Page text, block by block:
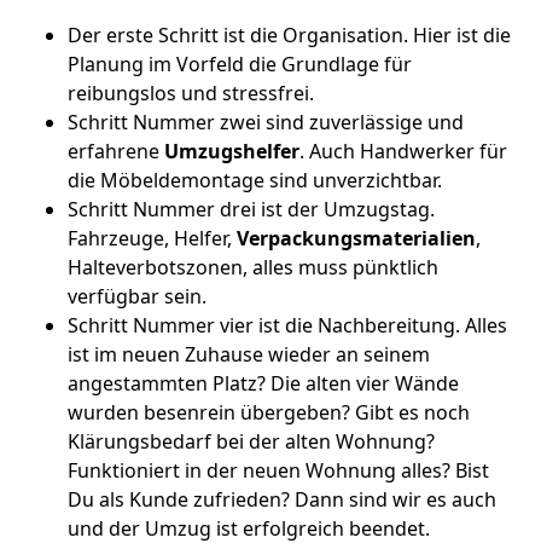
Der erste Schritt ist die Organisation. Hier ist die
Planung im Vorfeld die Grundlage für
reibungslos und stressfrei.
Schritt Nummer zwei sind zuverlässige und
erfahrene Umzugshelfer. Auch Handwerker für
die Möbeldemontage sind unverzichtbar.
Schritt Nummer drei ist der Umzugstag.
Fahrzeuge, Helfer, Verpackungsmaterialien,
Halteverbotszonen, alles muss pünktlich
verfügbar sein.
Schritt Nummer vier ist die Nachbereitung. Alles
ist im neuen Zuhause wieder an seinem
angestammten Platz? Die alten vier Wände
wurden besenrein übergeben? Gibt es noch
Klärungsbedarf bei der alten Wohnung?
Funktioniert in der neuen Wohnung alles? Bist
Du als Kunde zufrieden? Dann sind wir es auch
und der Umzug ist erfolgreich beendet.